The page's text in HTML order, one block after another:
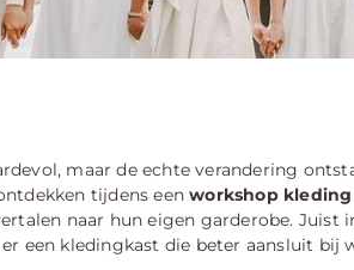
maar de echte verandering
tijdens eenworkshop kleding
naar hun eigen garderobe. Juist
een kledingkast die beter aansluit bij